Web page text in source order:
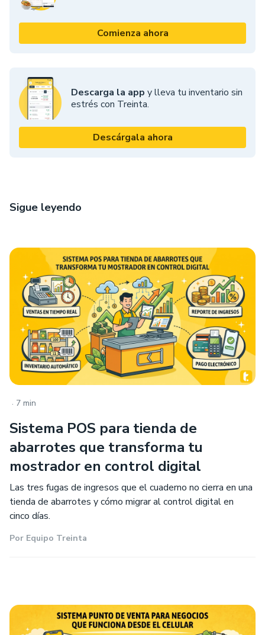
Comienza ahora
Descarga la app y lleva tu inventario sin
estrés con Treinta.
Descárgala ahora
Sigue leyendo
. 7 min
Sistema POS para tienda de
abarrotes que transforma tu
mostrador en control digital
Las tres fugas de ingresos que el cuaderno no cierra en una
tienda de abarrotes y cómo migrar al control digital en
cinco días.
Por Equipo Treinta